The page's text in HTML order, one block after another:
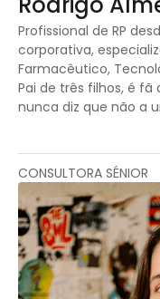
Profissional de RP
corporativa,
Farmacêutico,
Pai de três filhos, é fã
nunca diz que não a
CONSULTORA SÉNIOR